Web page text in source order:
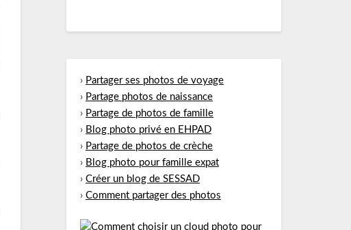
› Partager ses photos de voyage
› Partage photos de naissance
› Partage de photos de famille
› Blog photo privé en EHPAD
› Partage de photos de crèche
› Blog photo pour famille expat
› Créer un blog de SESSAD
› Comment partager des photos